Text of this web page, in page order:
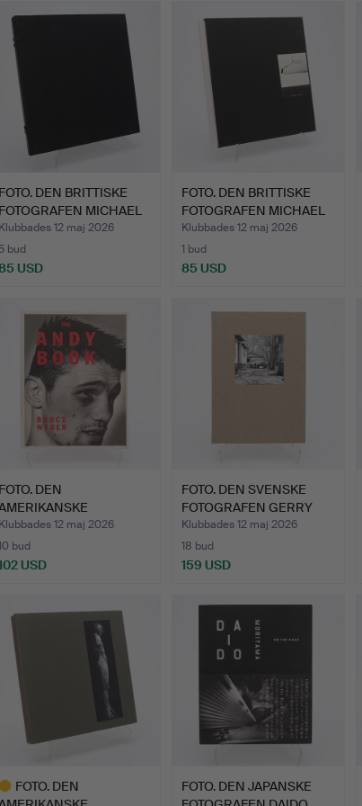
DEN BRITTISKE
MICHAEL
12 maj 2026
bud
USD
FOTO. DEN BRITTISKE
FOTOGRAFEN MICHAEL
KEN…
Klubbades 12 maj 2026
1 bud
85 USD
DEN
BRUCE
12 maj 2026
bud
USD
FOTO. DEN SVENSKE
FOTOGRAFEN GERRY
JOHANSS…
Klubbades 12 maj 2026
18 bud
159 USD
FOTO. DEN
FOTO. DEN JAPANSKE